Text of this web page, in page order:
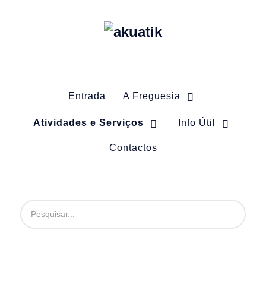
Entrada A Freguesia
Atividades e Serviços Info Útil
Contactos